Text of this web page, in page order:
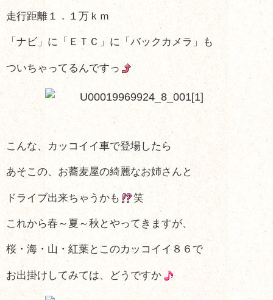
走行距離１．１万ｋｍ
「ナビ」に「ＥＴＣ」に「バックカメラ」も
ついちゃってるんですっ
こんな、カッコイイ車で登場したら
あそこの、お蕎麦屋の綺麗なお姉さんと
ドライブ出来ちゃうかも 笑
これから春～夏～秋とやってきますが、
桜・海・山・紅葉とこのカッコイイ８６で
お出掛けしてみては、どうですか